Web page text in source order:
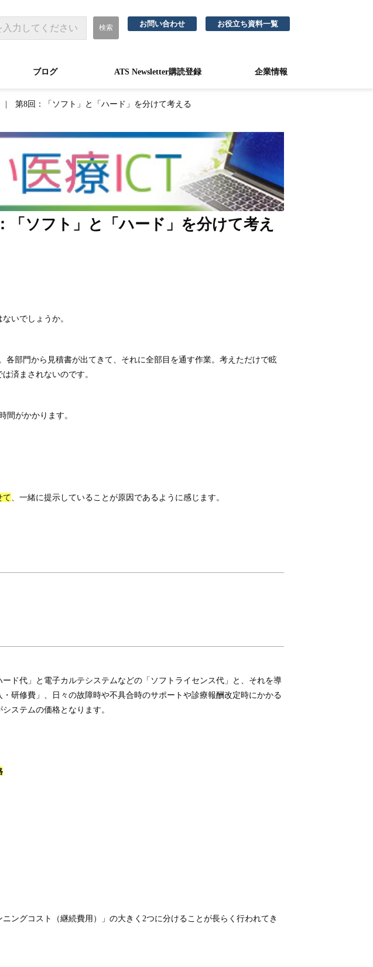
お問い合わせ お役立ち資料一覧
ブログ ATS Newsletter購読登録 企業情報
| 第8回：「ソフト」と「ハード」を分けて考える
ソフト」と「ハード」を分けて考え
いでしょうか。
部門から見積書が出てきて、それに全部目を通す作業。考えただけで眩
済まされないのです。
間がかかります。
て 、一緒に提示していることが原因であるように感じます。
ド代」と電子カルテシステムなどの「ソフトライセンス代」と、それを導
研修費」、日々の故障時や不具合時のサポートや診療報酬改定時にかかる
ステムの価格となります。
ングコスト（継続費用）」の大きく2つに分けることが長らく行われてき